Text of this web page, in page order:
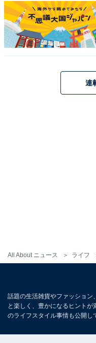
All About ニュース ライフ
便性を兼ね備えた1着
「ブラック」と使い勝
圧倒的な冷感スペック
連
話題の生活雑貨やファッション
と楽しく、豊かになるヒント
のライフスタイル事情も公開し